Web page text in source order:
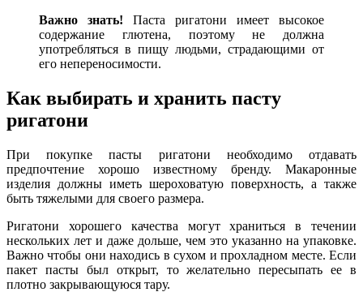
Важно знать! Паста ригатони имеет высокое
содержание глютена, поэтому не должна
употребляться в пищу людьми, страдающими от
его непереносимости.
Как выбирать и хранить пасту
ригатони
При покупке пасты ригатони необходимо отдавать
предпочтение хорошо известному бренду. Макаронные
изделия должны иметь шероховатую поверхность, а также
быть тяжелыми для своего размера.
Ригатони хорошего качества могут храниться в течении
нескольких лет и даже дольше, чем это указанно на упаковке.
Важно чтобы они находись в сухом и прохладном месте. Если
пакет пасты был открыт, то желательно пересыпать ее в
плотно закрывающуюся тару.